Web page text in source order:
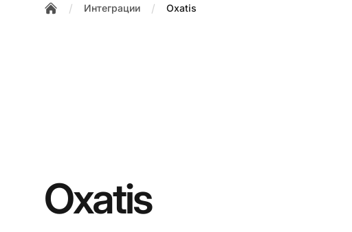
/ Интеграции / Oxatis
Oxatis